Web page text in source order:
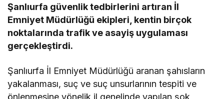
Şanlıurfa güvenlik tedbirlerini artıran İl
Emniyet Müdürlüğü ekipleri, kentin birçok
noktalarında trafik ve asayiş uygulaması
gerçekleştirdi.
Şanlıurfa İl Emniyet Müdürlüğü aranan şahısların
yakalanması, suç ve suç unsurlarının tespiti ve
önlenmesine yönelik il genelinde yapılan şok